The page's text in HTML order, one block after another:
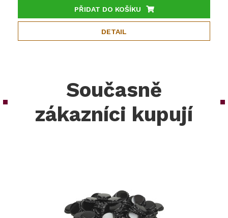
PŘIDAT DO KOŠÍKU
DETAIL
Současně
zákazníci kupují